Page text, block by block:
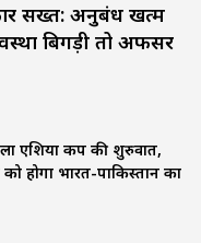
सख्त: अनुबंध खत्म
बिगड़ी तो अफसर
एशिया कप की शुरुवात,
होगा भारत-पाकिस्तान का